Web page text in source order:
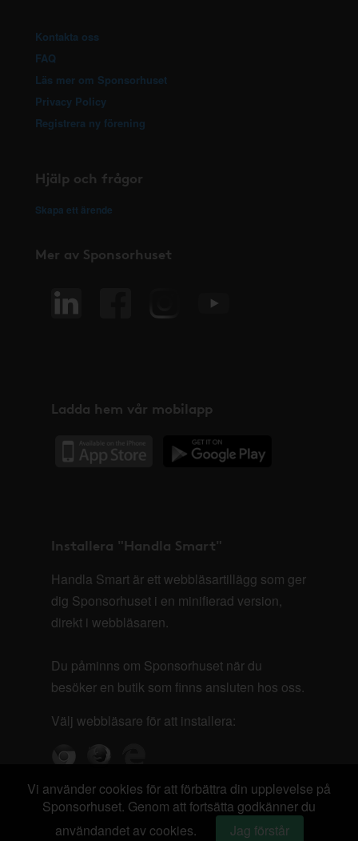
Kontakta oss
FAQ
Läs mer om Sponsorhuset
Privacy Policy
Registrera ny förening
Hjälp och frågor
Skapa ett ärende
Mer av Sponsorhuset
Ladda hem vår mobilapp
Installera "Handla Smart"
Handla Smart är ett webbläsartillägg som ger
dig Sponsorhuset i en minifierad version,
direkt i webbläsaren.
Du påminns om Sponsorhuset när du
besöker en butik som finns ansluten hos oss.
Välj webbläsare för att installera:
Vi använder cookies för att förbättra din upplevelse på
Sponsorhuset. Genom att fortsätta godkänner du
användandet av cookies.
Jag förstår